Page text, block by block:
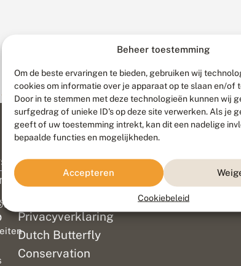
Beheer toestemming
Om de beste ervaringen te bieden, gebruiken wij
cookies om informatie over je apparaat op te slaan en/of
Door in te stemmen met deze technologieën kunnen wij
surfgedrag of unieke ID's op deze site verwerken. Als je
geeft of uw toestemming intrekt, kan dit een nadelige
bepaalde functies en mogelijkheden.
Accepteren
Cookiebeleid
Colofon
Disclaimer
Privacyverklaring
Dutch Butterfly
Conservation
ontwikkeld door Go2People, ontworpen door